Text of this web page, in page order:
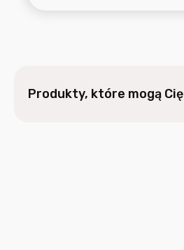
Produkty, które mogą